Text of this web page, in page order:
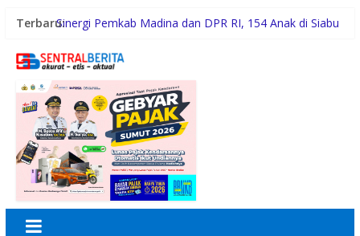
Terbaru:Sinergi Pemkab Madina dan DPR RI, 154 Anak di Siabu
Pintar 2026
Gubernur Bobby Nasution Siapkan Rumah Produksi
Kelapa di Nias Utara
Lomba Foto LRT Hadirkan Hadiah Menarik, Ini
Syaratnya
Warga dan Sekolah Sambut Gembira Rencana
Gubernur Bobby Bangun SD Negeri Lasara di Nias
Utara